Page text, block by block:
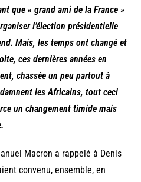
que « grand ami de la France »
l’élection présidentielle
Mais, les temps ont changé et
ces dernières années en
chassée un peu partout à
les Africains, tout ceci
un changement timide mais
Macron a rappelé à Denis
convenu, ensemble, en